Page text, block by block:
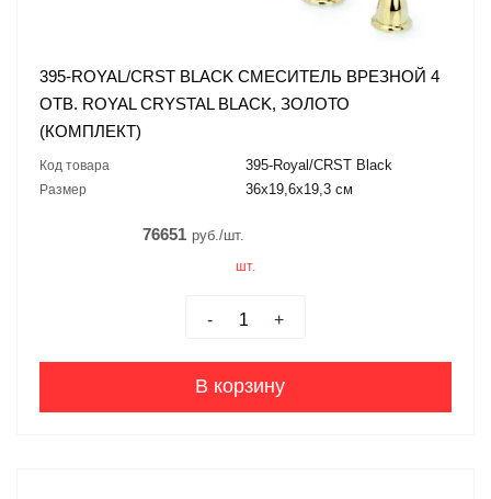
395-ROYAL/CRST BLACK СМЕСИТЕЛЬ ВРЕЗНОЙ 4
ОТВ. ROYAL CRYSTAL BLACK, ЗОЛОТО
(КОМПЛЕКТ)
Код товара 395-Royal/CRST Black
Размер 36x19,6x19,3 см
76651 руб./шт.
шт.
- +
В корзину